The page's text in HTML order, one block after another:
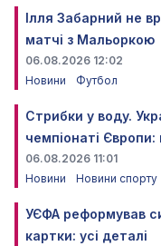
Ілля Забарний не
матчі з Мальоркою
06.08.2026 12:02
Новини
Футбол
Стрибки у воду.
чемпіонаті
06.08.2026 11:01
Новини
Новини спорту
УЄФА реформував
картки: усі деталі